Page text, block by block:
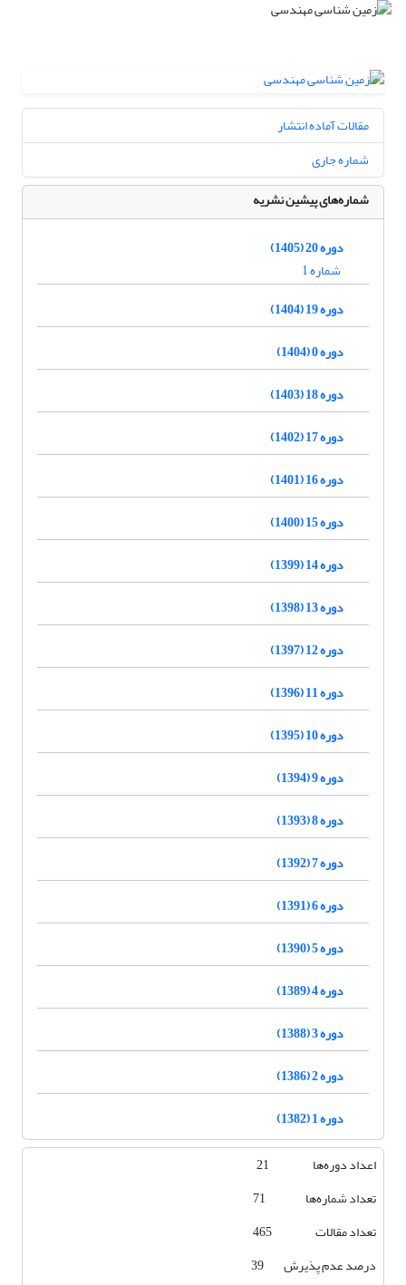
مقالات آماده انتشار
شماره جاری
شماره‌های پیشین نشریه
دوره 20 (1405)
شماره 1
دوره 19 (1404)
دوره 0 (1404)
دوره 18 (1403)
دوره 17 (1402)
دوره 16 (1401)
دوره 15 (1400)
دوره 14 (1399)
دوره 13 (1398)
دوره 12 (1397)
دوره 11 (1396)
دوره 10 (1395)
دوره 9 (1394)
دوره 8 (1393)
دوره 7 (1392)
دوره 6 (1391)
دوره 5 (1390)
دوره 4 (1389)
دوره 3 (1388)
دوره 2 (1386)
دوره 1 (1382)
اعداد دوره‌ها 21
تعداد شماره‌ها 71
تعداد مقالات 465
درصد عدم پذیرش 39